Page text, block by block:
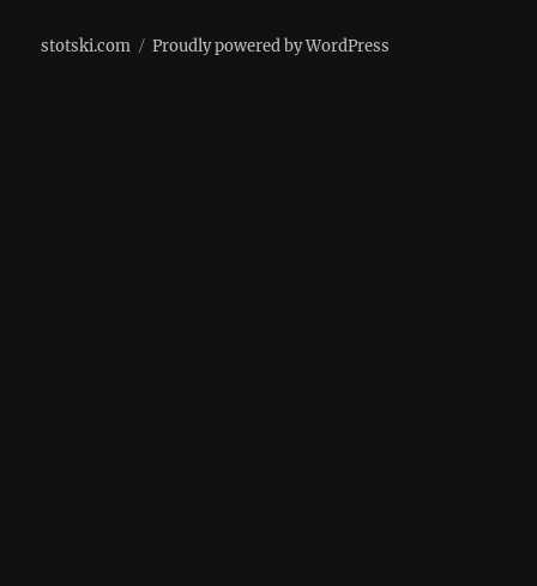
stotski.com Proudly powered by WordPress